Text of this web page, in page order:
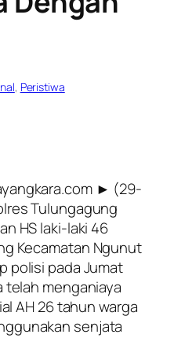
, Peristiwa
► (29-
Tulungagung
HS laki-laki 46
Kecamatan Ngunut
polisi pada Jumat
telah menganiaya
AH 26 tahun warga
senjata